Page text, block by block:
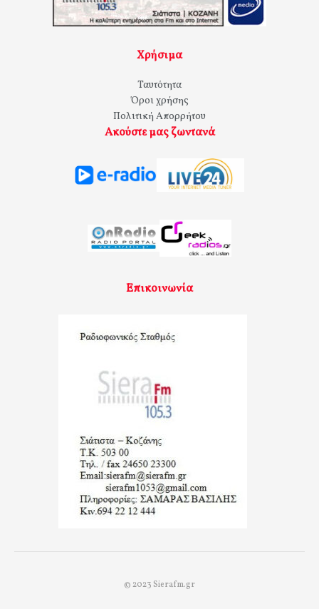
Χρήσιμα
Ταυτότητα
Όροι χρήσης
Πολιτική Απορρήτου
Ακούστε μας ζωντανά
Επικοινωνία
© 2023 Sierafm.gr